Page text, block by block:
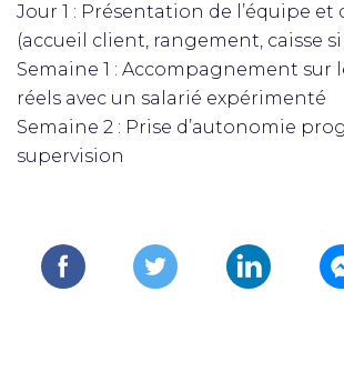
Jour 1 : Présentation de l’équipe et
(accueil client, rangement, caisse
Semaine 1 : Accompagnement sur
réels avec un salarié expérimenté
Semaine 2 : Prise d’autonomie
supervision